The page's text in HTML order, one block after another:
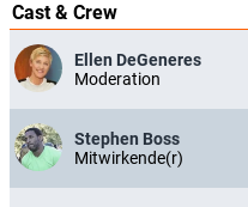
Cast & Crew
Ellen DeGeneres
Moderation
Stephen Boss
Mitwirkende(r)